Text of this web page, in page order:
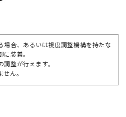
場合、あるいは視度調整機構を持たな
に装着。
整が行えます。
ん。